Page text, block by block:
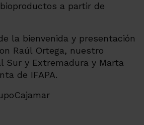
a partir de
la bienvenida y presentación
Raúl Ortega, nuestro
Sur y Extremadura y Marta
de IFAPA.